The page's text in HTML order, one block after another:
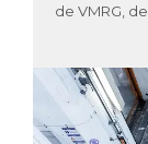
de VMRG,